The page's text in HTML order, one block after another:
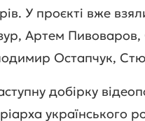
У проєкті вже
Артем
Остапчук,
добірку
українського